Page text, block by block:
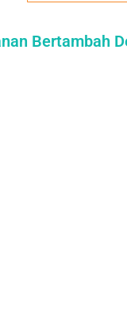
Bertambah